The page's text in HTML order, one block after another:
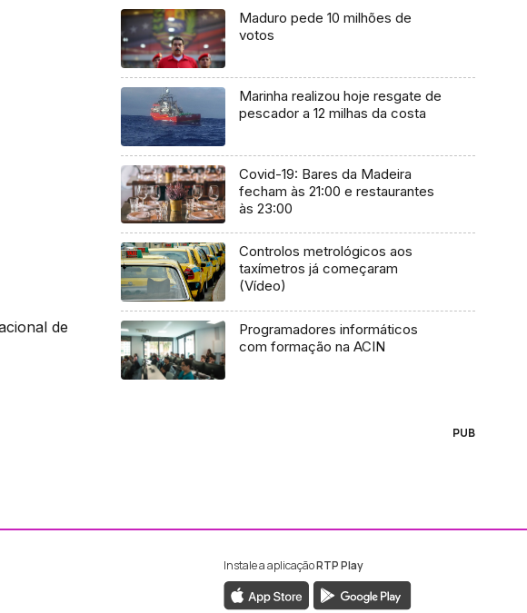
de
Maduro pede 10 milhões de
votos
Marinha realizou hoje resgate de
pescador a 12 milhas da costa
Covid-19: Bares da Madeira
fecham às 21:00 e restaurantes
às 23:00
Controlos metrológicos aos
taxímetros já começaram
(Vídeo)
Programadores informáticos
com formação na ACIN
PUB
ao Facebook da RTP Madeira
ao Instagram da RTP Madeira
Instale a aplicaçãoRTP Play